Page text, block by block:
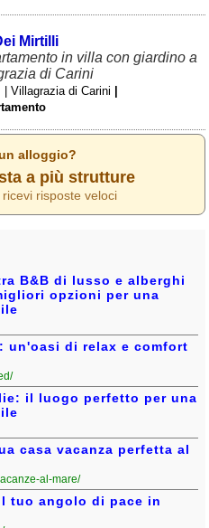
Mirtilli
in villa con giardino a
di Carini
| Villagrazia di Carini |
alloggio?
a più strutture
risposte veloci
B&B di lusso e alberghi
opzioni per una
un'oasi di relax e comfort
il luogo perfetto per una
casa vacanza perfetta al
al-mare/
tuo angolo di pace in